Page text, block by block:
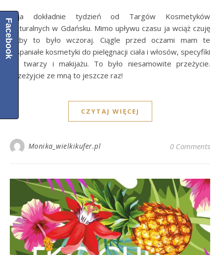
Mija dokładnie tydzień od Targów Kosmetyków
Naturalnych w Gdańsku. Mimo upływu czasu ja wciąż czuję
jakby to było wczoraj. Ciągle przed oczami mam te
wspaniałe kosmetyki do pielęgnacji ciała i włosów, specyfiki
do twarzy i makijażu. To było niesamowite przeżycie.
Przeżyjcie ze mną to jeszcze raz!
CZYTAJ WIĘCEJ
Monika_wielkikufer.pl 0 Comments
Facebook